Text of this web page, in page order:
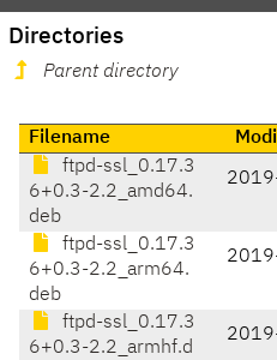
Directories
Parent directory
Filename
ftpd-ssl_0.17.3
6+0.3-2.2_amd64.
deb
ftpd-ssl_0.17.3
6+0.3-2.2_arm64.
deb
ftpd-ssl_0.17.3
6+0.3-2.2_armhf.d